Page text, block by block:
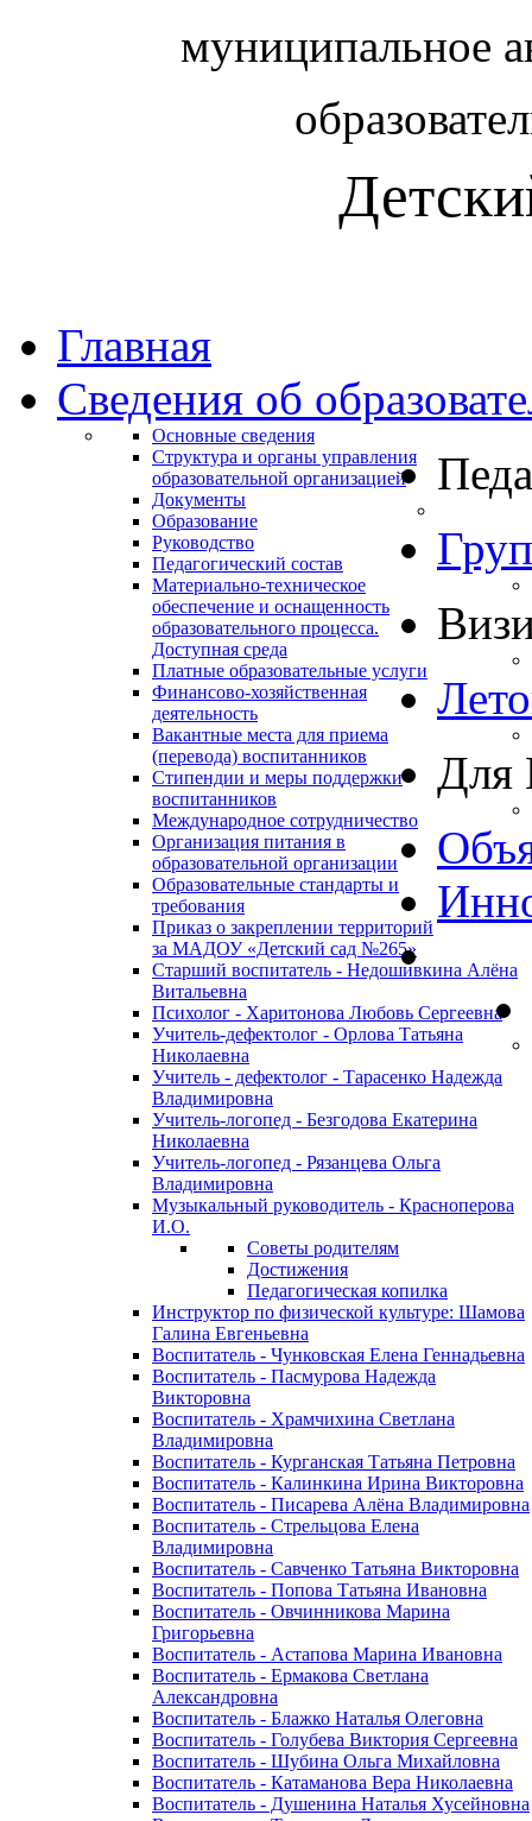
муниципальное
Главная
Сведения об
Основные сведения
Структура и органы управления
образовательной организацией
Документы
Образование
Руководство
Педагогический состав
Материально-техническое
обеспечение и оснащенность
образовательного процесса.
Доступная среда
Платные образовательные услуги
Финансово-хозяйственная
деятельность
Вакантные места для приема
(перевода) воспитанников
Стипендии и меры поддержки
воспитанников
Международное сотрудничество
Организация питания в
образовательной организации
Образовательные стандарты и
требования
Приказ о закреплении территорий
за МАДОУ «Детский сад №265»
Старший воспитатель - Недошивкина Алёна
Витальевна
Психолог - Харитонова Любовь Сергеевна
Учитель-дефектолог - Орлова Татьяна
Николаевна
Учитель - дефектолог - Тарасенко Надежда
Владимировна
Учитель-логопед - Безгодова Екатерина
Николаевна
Учитель-логопед - Рязанцева Ольга
Владимировна
Музыкальный руководитель - Красноперова
И.О.
Советы родителям
Достижения
Педагогическая копилка
Инструктор по физической культуре: Шамова
Галина Евгеньевна
Воспитатель - Чунковская Елена Геннадьевна
Воспитатель - Пасмурова Надежда
Викторовна
Воспитатель - Храмчихина Светлана
Владимировна
Воспитатель - Курганская Татьяна Петровна
Воспитатель - Калинкина Ирина Викторовна
Воспитатель - Писарева Алёна Владимировна
Воспитатель - Стрельцова Елена
Владимировна
Воспитатель - Савченко Татьяна Викторовна
Воспитатель - Попова Татьяна Ивановна
Воспитатель - Овчинникова Марина
Григорьевна
Воспитатель - Астапова Марина Ивановна
Воспитатель - Ермакова Светлана
Александровна
Воспитатель - Блажко Наталья Олеговна
Воспитатель - Голубева Виктория Сергеевна
Воспитатель - Шубина Ольга Михайловна
Воспитатель - Катаманова Вера Николаевна
Воспитатель - Душенина Наталья Хусейновна
Для